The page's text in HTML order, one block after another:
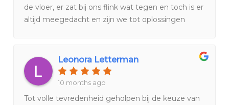
de vloer, er zat bij ons flink wat tegen en toch is er
altijd meegedacht en zijn we tot oplossingen
Hans de monteur die onze vloer keurig heeft
afgeleverd.
Leonora Letterman
10 months ago
Tot volle tevredenheid geholpen bij de keuze van